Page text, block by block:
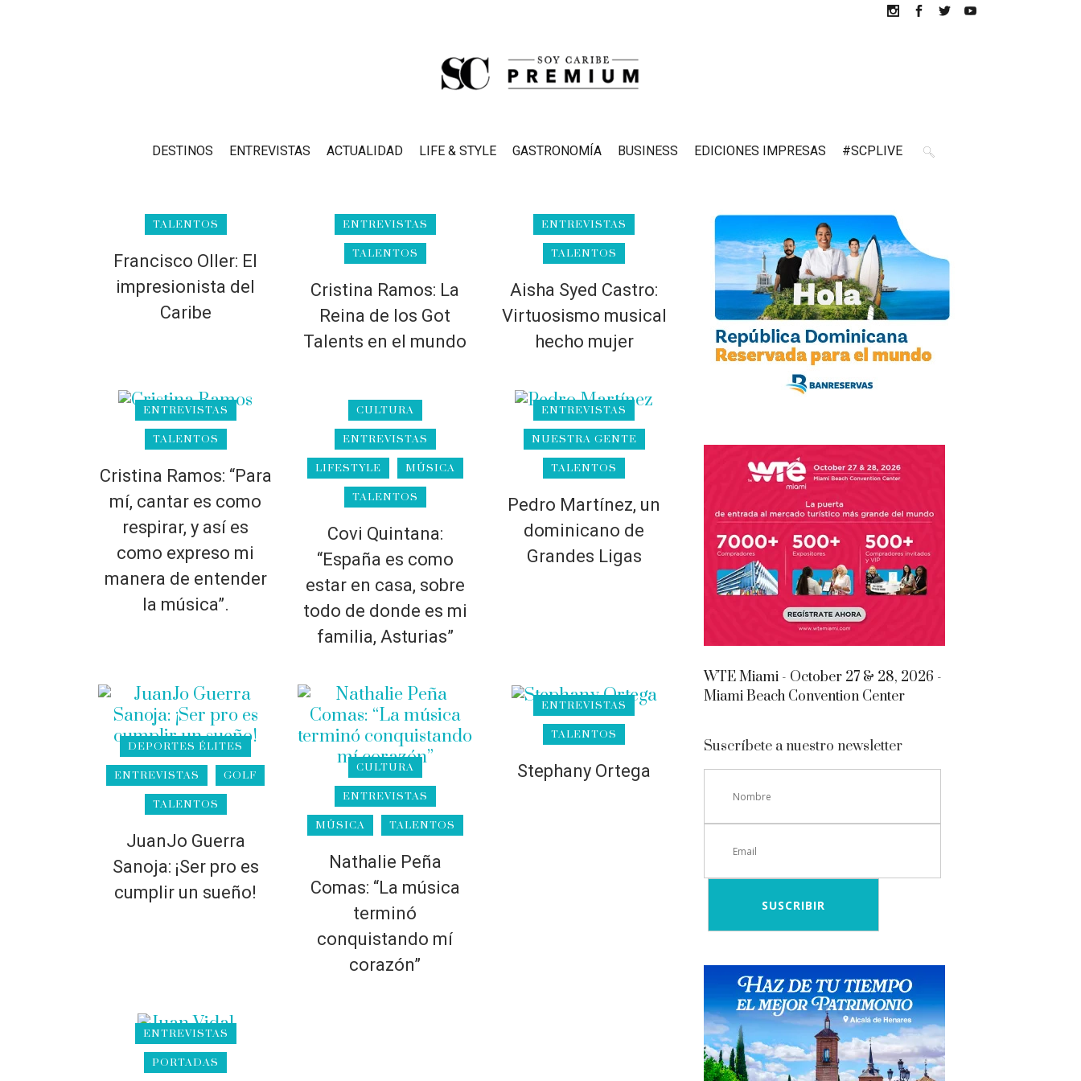
DESTINOS ENTREVISTAS ACTUALIDAD LIFE & STYLE GASTRONOMÍA BUSINESS EDICIONES IMPRESAS #SCPLIVE
TALENTOS
Francisco Oller: El
impresionista del
Caribe
ENTREVISTAS
TALENTOS
Cristina Ramos: La
Reina de los Got
Talents en el mundo
ENTREVISTAS
TALENTOS
Aisha Syed Castro:
Virtuosismo musical
hecho mujer
ENTREVISTAS
TALENTOS
Cristina Ramos: “Para
mí, cantar es como
respirar, y así es
como expreso mi
manera de entender
la música”.
CULTURA
ENTREVISTAS
LIFESTYLE MÚSICA
TALENTOS
Covi Quintana:
“España es como
estar en casa, sobre
todo de donde es mi
familia, Asturias”
ENTREVISTAS
NUESTRA GENTE
TALENTOS
Pedro Martínez, un
dominicano de
Grandes Ligas
DEPORTES ÉLITES
ENTREVISTAS GOLF
TALENTOS
JuanJo Guerra
Sanoja: ¡Ser pro es
cumplir un sueño!
CULTURA
ENTREVISTAS
MÚSICA TALENTOS
Nathalie Peña
Comas: “La música
terminó
conquistando mí
corazón”
ENTREVISTAS
TALENTOS
Stephany Ortega
ENTREVISTAS
PORTADAS
WTE Miami - October 27 & 28, 2026 -
Miami Beach Convention Center
Suscríbete a nuestro newsletter